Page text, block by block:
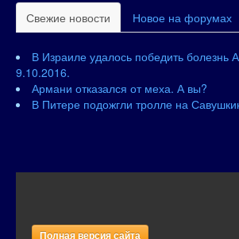
Свежие новости Новое на форумах
В Израиле удалось победить болезнь
9.10.2016.
Армани отказался от меха. А вы?
В Питере подожгли тролле на
Полная версия сайта